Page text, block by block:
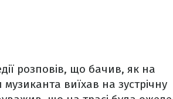
розповів, що бачив, як на
виїхав на зустрічну